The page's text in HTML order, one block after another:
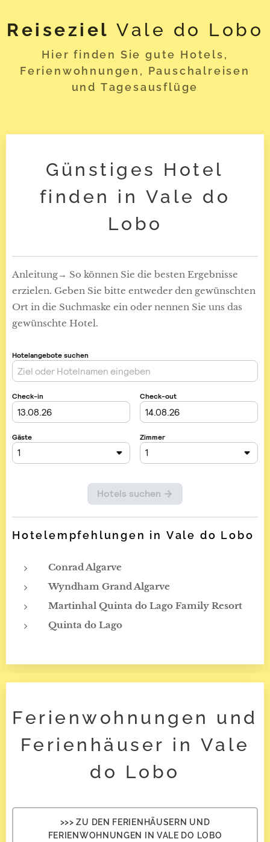
Reiseziel Vale do Lobo
Hier finden Sie gute Hotels,
Ferienwohnungen, Pauschalreisen
und Tagesausflüge
Günstiges Hotel
finden in Vale do
Lobo
Anleitung→ So können Sie die besten Ergebnisse
erzielen. Geben Sie bitte entweder den gewünschten
Ort in die Suchmaske ein oder nennen Sie uns das
gewünschte Hotel.
Hotelempfehlungen in Vale do Lobo
Conrad Algarve
Wyndham Grand Algarve
Martinhal Quinta do Lago Family Resort
Quinta do Lago
Ferienwohnungen und
Ferienhäuser in Vale
do Lobo
>>> ZU DEN FERIENHÄUSERN UND
FERIENWOHNUNGEN IN VALE DO LOBO